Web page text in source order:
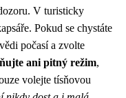
V turisticky
Pokud se chystáte
počasí a zvolte
ani pitný režim,
volejte tísňovou